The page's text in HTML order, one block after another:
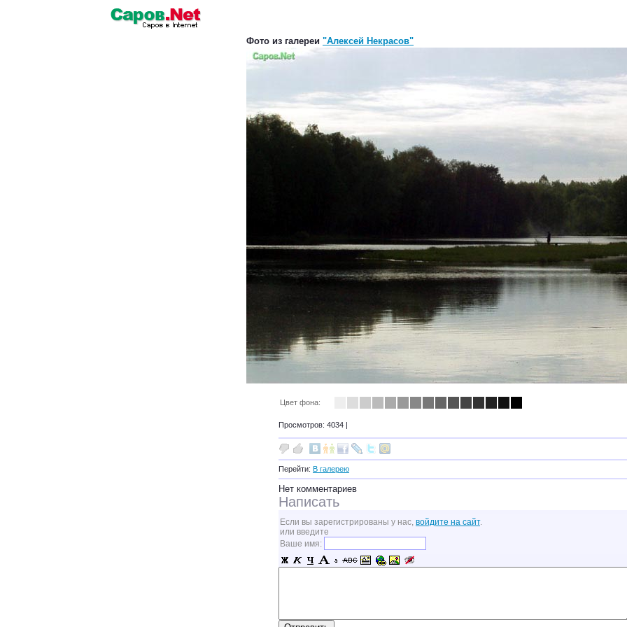
Фото из галереи "Алексей Некрасов"
Цвет фона:
Просмотров: 4034 |
Перейти: В галерею
Нет комментариев
Написать
Если вы зарегистрированы у нас, войдите на сайт.
или введите
Ваше имя: